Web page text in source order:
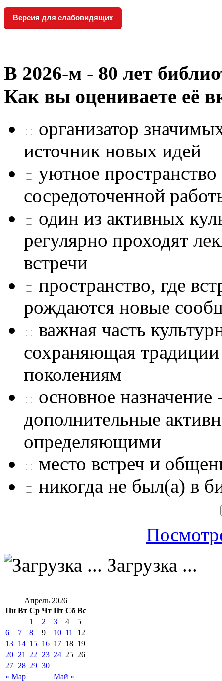
Версия для слабовидящих
В 2026‑м - 80 лет
Как вы оцениваете её
организатор
источник новых идей
уютное
сосредоточенной
один из активных
регулярно проходят
встречи
пространство, где
рождаются новые
важная часть
сохраняющая
поколениям
основное назначение
дополнительные
определяющими
место встреч и
никогда не был(а) в
Загрузка ...
Апрель 2026
Пн Вт Ср Чт Пт Сб Вс
« Мар Май »
1 2 3 4
5
6
7 8 9 10 11
12
13 14 15 16 17 18 19
20 21 22 23 24 25 26
27 28 29 30